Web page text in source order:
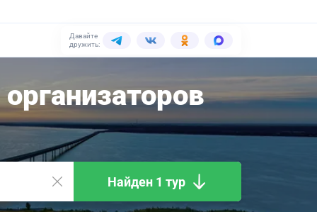
Давайте
дружить:
организаторов
Найден 1 тур